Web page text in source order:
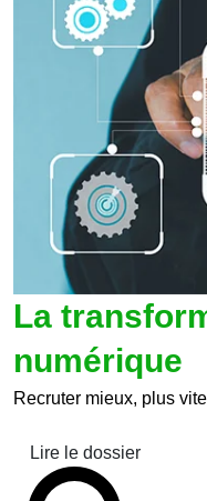
La
numérique
Recruter mieux, plus
Lire le dossier